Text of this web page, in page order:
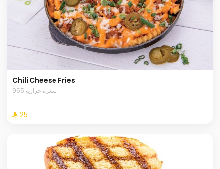
Chili Cheese Fries
965 سعرة حرارية
⁨⁦‪‬ 25⁩